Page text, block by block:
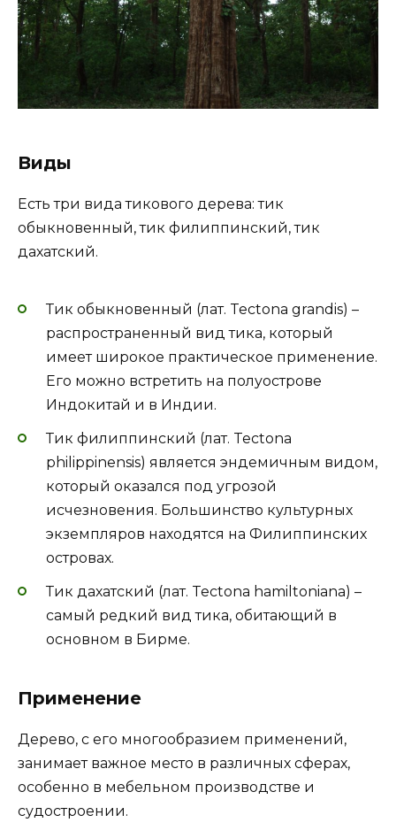
Виды
Есть три вида тикового дерева: тик
обыкновенный, тик филиппинский, тик
дахатский.
Тик обыкновенный (лат. Tectona grandis) –
распространенный вид тика, который
имеет широкое практическое применение.
Его можно встретить на полуострове
Индокитай и в Индии.
Тик филиппинский (лат. Tectona
philippinensis) является эндемичным видом,
который оказался под угрозой
исчезновения. Большинство культурных
экземпляров находятся на Филиппинских
островах.
Тик дахатский (лат. Tectona hamiltoniana) –
самый редкий вид тика, обитающий в
основном в Бирме.
Применение
Дерево, с его многообразием применений,
занимает важное место в различных сферах,
особенно в мебельном производстве и
судостроении.